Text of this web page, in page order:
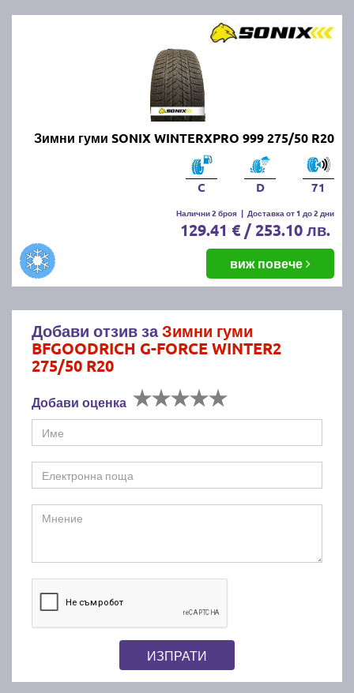
Зимни гуми SONIX WINTERXPRO 999 275/50 R20
C D 71
Налични 2 броя | Доставка от 1 до 2 дни
129.41 € / 253.10 лв.
виж повече
Добави отзив заЗимни гуми
BFGOODRICH G-FORCE WINTER2
275/50 R20
Добави оценка
ИЗПРАТИ